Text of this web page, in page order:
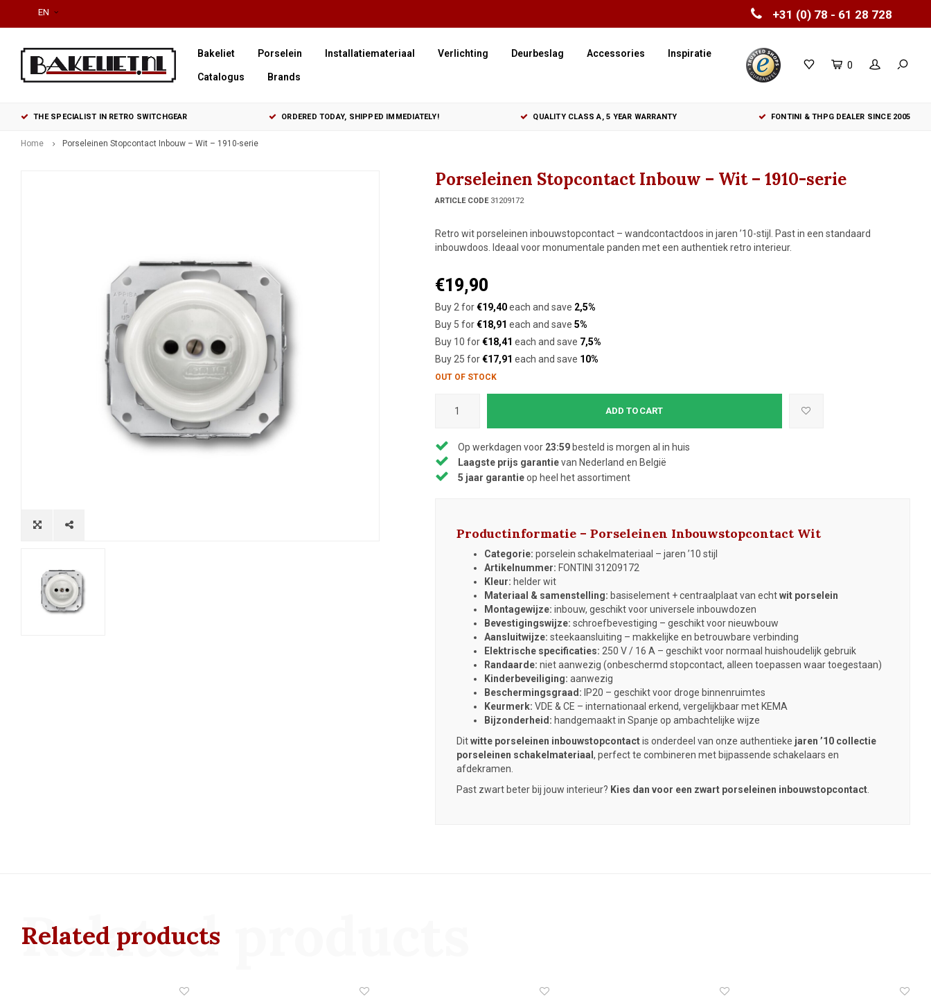
+31 (0) 78 - 61 28 728
EN
Bakeliet Porselein Installatiemateriaal Verlichting Deurbeslag Accessories Inspiratie
Catalogus Brands
0
THE SPECIALIST IN RETRO SWITCHGEAR ORDERED TODAY, SHIPPED IMMEDIATELY! QUALITY CLASS A, 5 YEAR WARRANTY FONTINI & THPG DEALER SINCE 2005
Home Porseleinen Stopcontact Inbouw – Wit – 1910-serie
Porseleinen Stopcontact Inbouw – Wit – 1910-serie
ARTICLE CODE31209172
Retro wit porseleinen inbouwstopcontact – wandcontactdoos in jaren ’10-stijl. Past in een standaard
inbouwdoos. Ideaal voor monumentale panden met een authentiek retro interieur.
€19,90
Buy 2 for€19,40each and save 2,5%
Buy 5 for€18,91 each and save 5%
Buy 10 for€18,41 each and save 7,5%
Buy 25 for€17,91 each and save 10%
OUT OF STOCK
ADD TO CART
Op werkdagen voor 23:59besteld is morgen al in huis
Laagste prijs garantievan Nederland en België
5 jaar garantieop heel het assortiment
Productinformatie – Porseleinen Inbouwstopcontact Wit
Categorie: porselein schakelmateriaal – jaren ’10 stijl
Artikelnummer: FONTINI 31209172
Kleur: helder wit
Materiaal & samenstelling: basiselement + centraalplaat van echtwit porselein
Montagewijze: inbouw, geschikt voor universele inbouwdozen
Bevestigingswijze: schroefbevestiging – geschikt voor nieuwbouw
Aansluitwijze: steekaansluiting – makkelijke en betrouwbare verbinding
Elektrische specificaties: 250 V / 16 A – geschikt voor normaal huishoudelijk gebruik
Randaarde: niet aanwezig (onbeschermd stopcontact, alleen toepassen waar toegestaan)
Kinderbeveiliging: aanwezig
Beschermingsgraad: IP20 – geschikt voor droge binnenruimtes
Keurmerk: VDE & CE – internationaal erkend, vergelijkbaar met KEMA
Bijzonderheid: handgemaakt in Spanje op ambachtelijke wijze
Ditwitte porseleinen inbouwstopcontactis onderdeel van onze authentieke jaren ’10 collectie
porseleinen schakelmateriaal , perfect te combineren met bijpassende schakelaars en
afdekramen.
Past zwart beter bij jouw interieur? Kies dan voor een zwart porseleinen inbouwstopcontact.
Related products
Related products